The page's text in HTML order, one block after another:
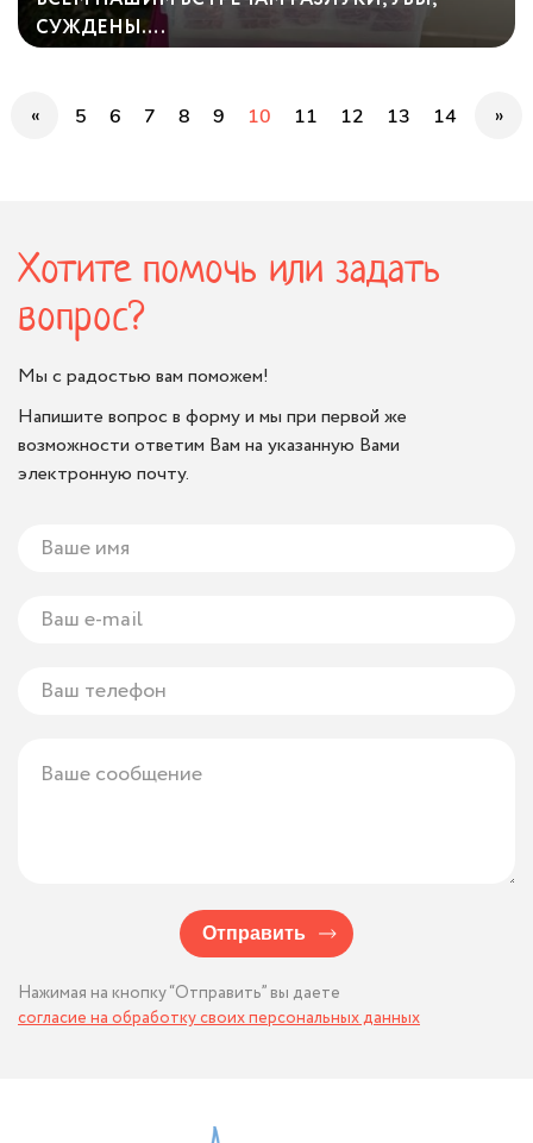
СУЖДЕНЫ….
« 5 6 7 8 9 10 11 12 13 14 »
Хотите помочь или задать
вопрос?
Мы с радостью вам поможем!
Напишите вопрос в форму и мы при первой же
возможности ответим Вам на указанную Вами
электронную почту.
Отправить
Нажимая на кнопку “Отправить” вы даете
согласие на обработку своих персональных данных